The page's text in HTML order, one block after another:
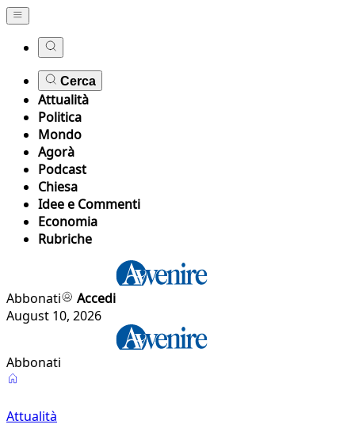
Cerca
Attualità
Politica
Mondo
Agorà
Podcast
Chiesa
Idee e Commenti
Economia
Rubriche
Abbonati
Accedi
August 10, 2026
Abbonati
Attualità